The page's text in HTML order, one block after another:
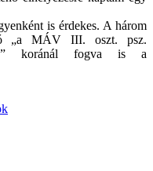
is érdekes. A három
„a MÁV III. oszt. psz.
koránál fogva is a